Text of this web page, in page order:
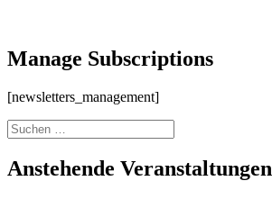
Manage Subscriptions
[newsletters_management]
Suchen
nach:
Anstehende Veranstaltungen